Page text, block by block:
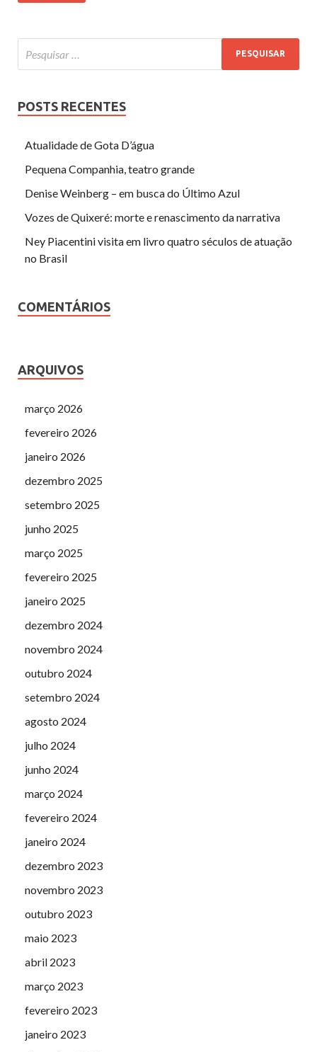
POSTS RECENTES
Atualidade de Gota D’água
Pequena Companhia, teatro grande
Denise Weinberg – em busca do Último Azul
Vozes de Quixeré: morte e renascimento da narrativa
Ney Piacentini visita em livro quatro séculos de atuação
no Brasil
COMENTÁRIOS
ARQUIVOS
março 2026
fevereiro 2026
janeiro 2026
dezembro 2025
setembro 2025
junho 2025
março 2025
fevereiro 2025
janeiro 2025
dezembro 2024
novembro 2024
outubro 2024
setembro 2024
agosto 2024
julho 2024
junho 2024
março 2024
fevereiro 2024
janeiro 2024
dezembro 2023
novembro 2023
outubro 2023
maio 2023
abril 2023
março 2023
fevereiro 2023
janeiro 2023